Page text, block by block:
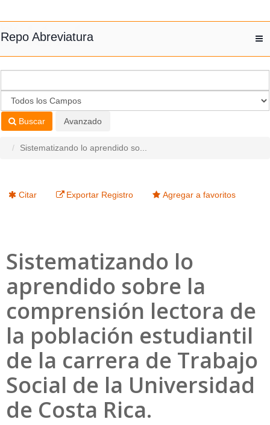
Repo Abreviatura
Buscar Avanzado
Sistematizando lo aprendido so...
Citar Exportar Registro Agregar a favoritos
Sistematizando lo
aprendido sobre la
comprensión lectora de
la población estudiantil
de la carrera de Trabajo
Social de la Universidad
de Costa Rica.